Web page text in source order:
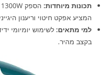
תכונות מיוחדות:
המציע אפקט חיטוי וריענון
למי מתאים: לשימוש יומיומי
בקצב מהיר.